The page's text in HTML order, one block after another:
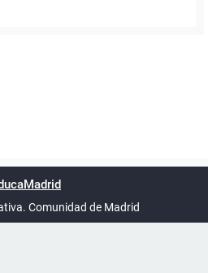
España
Comunidad de Madrid